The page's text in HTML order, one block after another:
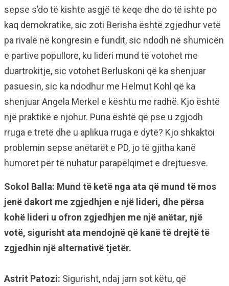
sepse s’do të kishte asgjë të keqe dhe do të ishte po
kaq demokratike, sic zoti Berisha është zgjedhur vetë
pa rivalë në kongresin e fundit, sic ndodh në shumicën
e partive popullore, ku lideri mund të votohet me
duartrokitje, sic votohet Berluskoni që ka shenjuar
pasuesin, sic ka ndodhur me Helmut Kohl që ka
shenjuar Angela Merkel e kështu me radhë. Kjo është
një praktikë e njohur. Puna është që pse u zgjodh
rruga e tretë dhe u aplikua rruga e dytë? Kjo shkaktoi
problemin sepse anëtarët e PD, jo të gjitha kanë
humoret për të nuhatur parapëlqimet e drejtuesve.
Sokol Balla: Mund të ketë nga ata që mund të mos
jenë dakort me zgjedhjen e një lideri, dhe përsa
kohë lideri u ofron zgjedhjen me një anëtar, një
votë, sigurisht ata mendojnë që kanë të drejtë të
zgjedhin një alternativë tjetër.
Astrit Patozi: Sigurisht, ndaj jam sot këtu, që